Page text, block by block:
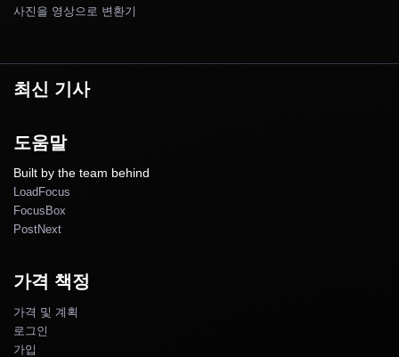
사진을 영상으로 변환기
최신 기사
도움말
Built by the team behind
LoadFocus
FocusBox
PostNext
가격 책정
가격 및 계획
로그인
가입